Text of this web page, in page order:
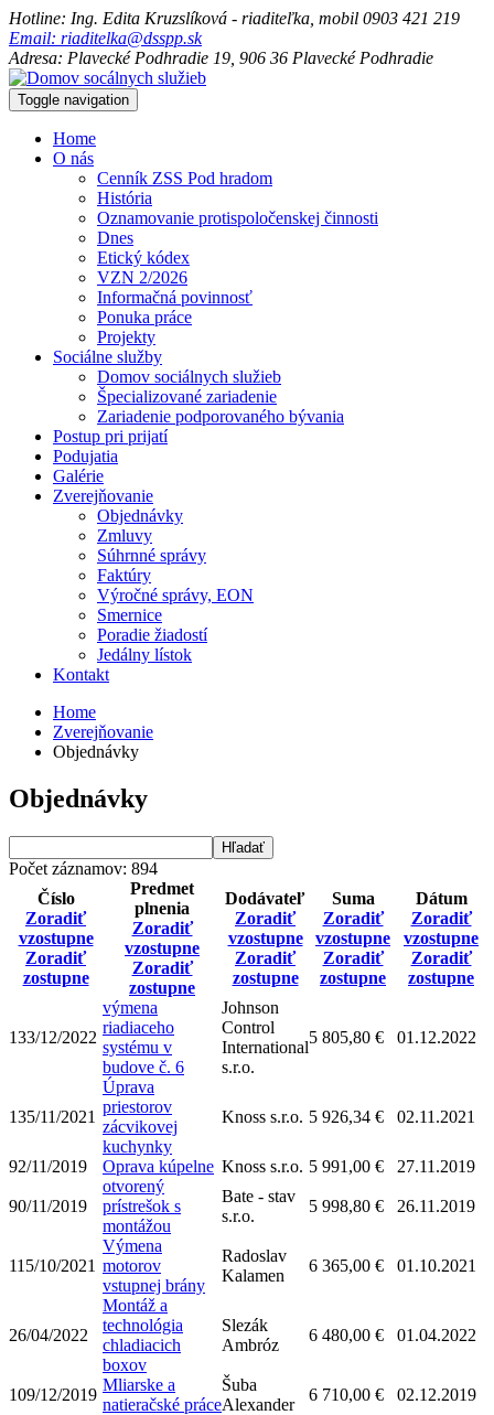
Hotline: Ing. Edita Kruzslíková - riaditeľka, mobil 0903 421 219
Email: riaditelka@dsspp.sk
Adresa: Plavecké Podhradie 19, 906 36 Plavecké Podhradie
Toggle navigation
Home
O nás
Cenník ZSS Pod hradom
História
Oznamovanie protispoločenskej činnosti
Dnes
Etický kódex
VZN 2/2026
Informačná povinnosť
Ponuka práce
Projekty
Sociálne služby
Domov sociálnych služieb
Špecializované zariadenie
Zariadenie podporovaného bývania
Postup pri prijatí
Podujatia
Galérie
Zverejňovanie
Objednávky
Zmluvy
Súhrnné správy
Faktúry
Výročné správy, EON
Smernice
Poradie žiadostí
Jedálny lístok
Kontakt
Home
Zverejňovanie
Objednávky
Objednávky
Počet záznamov: 894
Číslo
Zoradiť
vzostupne
Zoradiť
zostupne
Predmet
plnenia
Zoradiť
vzostupne
Zoradiť
zostupne
Dodávateľ
Zoradiť
vzostupne
Zoradiť
zostupne
Suma
Zoradiť
vzostupne
Zoradiť
zostupne
Dátum
Zoradiť
vzostupne
Zoradiť
zostupne
133/12/2022
výmena
riadiaceho
systému v
budove č. 6
Johnson
Control
International
s.r.o.
5 805,80 € 01.12.2022
135/11/2021
Úprava
priestorov
zácvikovej
kuchynky
Knoss s.r.o. 5 926,34 € 02.11.2021
92/11/2019 Oprava kúpelne Knoss s.r.o. 5 991,00 € 27.11.2019
90/11/2019
otvorený
prístrešok s
montážou
Bate - stav
s.r.o.
5 998,80 € 26.11.2019
115/10/2021
Výmena
motorov
vstupnej brány
Radoslav
Kalamen
6 365,00 € 01.10.2021
26/04/2022
Montáž a
technológia
chladiacich
boxov
Slezák
Ambróz
6 480,00 € 01.04.2022
109/12/2019
Mliarske a
natieračské práce
Šuba
Alexander
6 710,00 € 02.12.2019